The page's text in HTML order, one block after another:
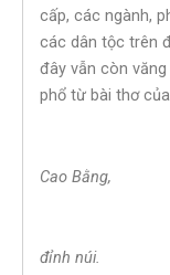
cấp, các ngành,
các dân tộc trên
đây vẫn còn
phổ từ bài thơ
Cao Bằng,
Để
đỉnh núi.